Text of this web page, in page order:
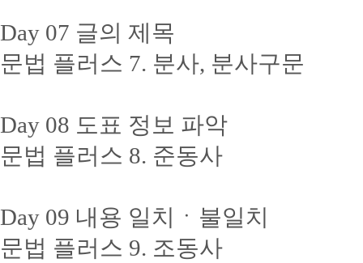
Day 07 글의 제목
문법 플러스 7. 분사, 분사구문
Day 08 도표 정보 파악
문법 플러스 8. 준동사
Day 09 내용 일치ㆍ불일치
문법 플러스 9. 조동사